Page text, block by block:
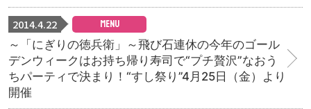
2014.4.22 MENU
～「にぎりの徳兵衛」～飛び石連休の今年のゴール
デンウィークは お持ち帰り寿司で“プチ贅沢”なおう
ちパーティで決まり！“すし祭り”4月25日（金）より
開催